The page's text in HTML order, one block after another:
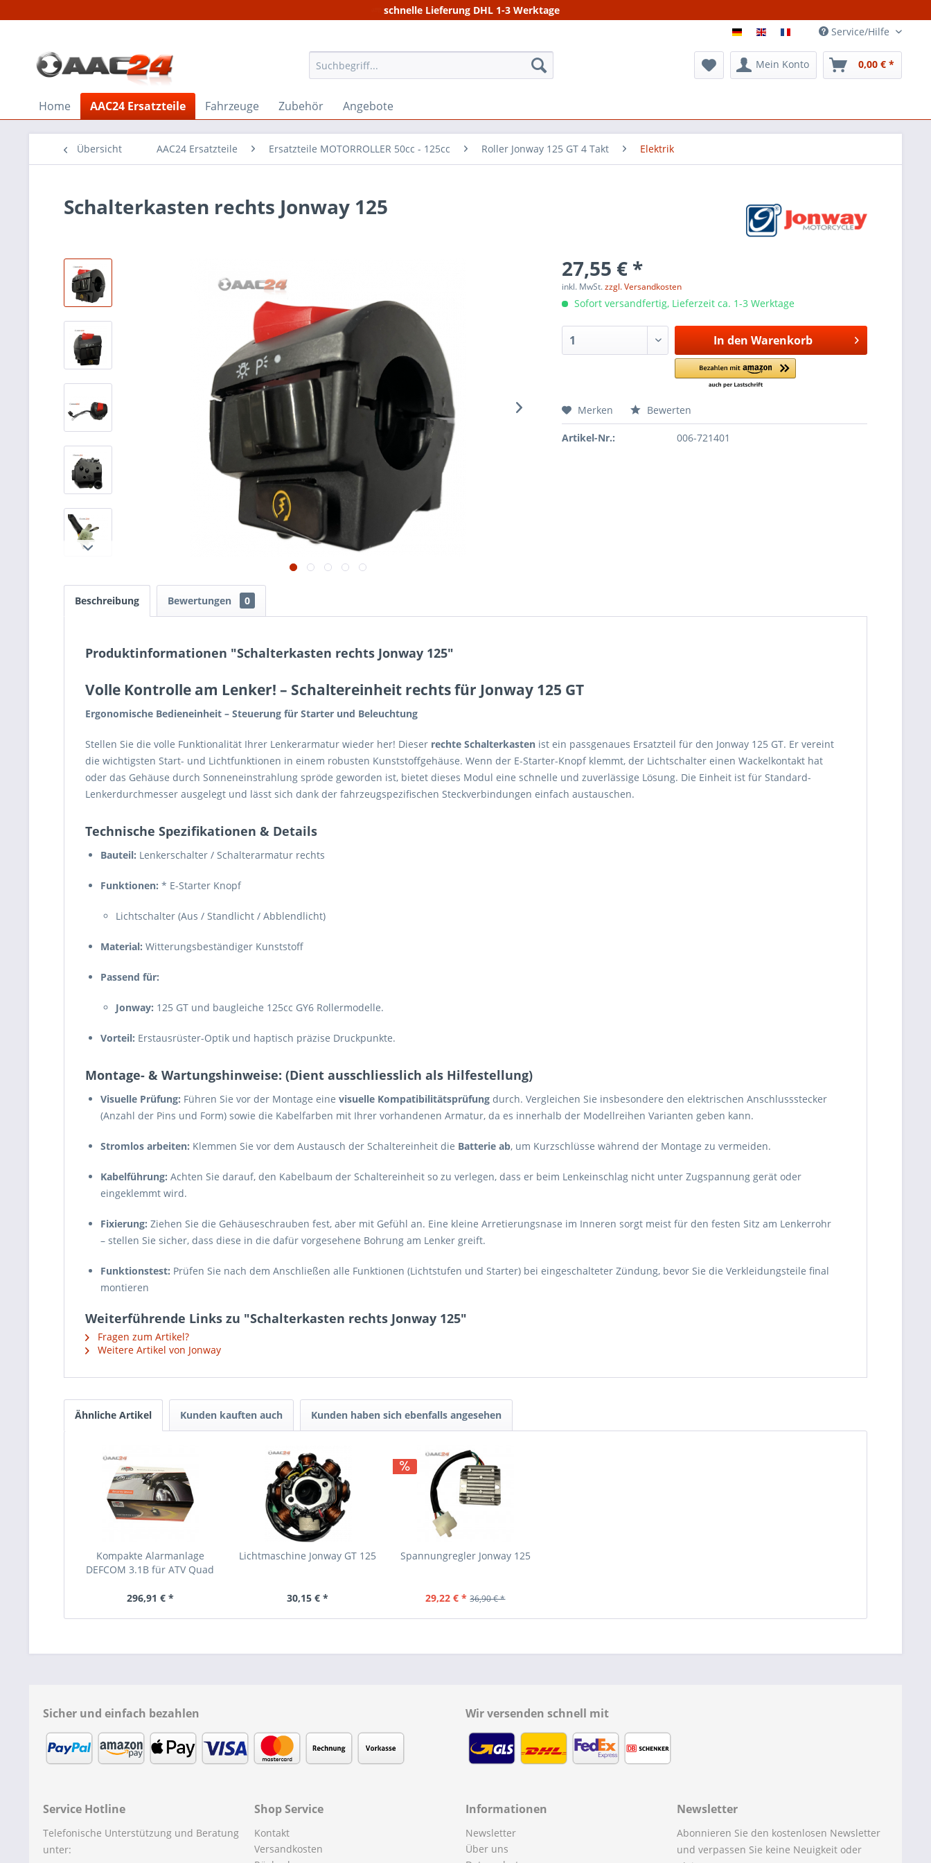
schnelle Lieferung DHL 1-3 Werktage
Service/Hilfe
Mein Konto 0,00 € *
Home AAC24 Ersatzteile Fahrzeuge Zubehör Angebote
Übersicht AAC24 Ersatzteile Ersatzteile MOTORROLLER 50cc - 125cc Roller Jonway 125 GT 4 Takt Elektrik
Schalterkasten rechts Jonway 125
27,55 € *
inkl. MwSt.zzgl. Versandkosten
Sofort versandfertig, Lieferzeit ca. 1-3 Werktage
In den Warenkorb
Merken Bewerten
Artikel-Nr.: 006-721401
Beschreibung Bewertungen 0
Produktinformationen "Schalterkasten rechts Jonway 125"
Volle Kontrolle am Lenker! – Schaltereinheit rechts für Jonway 125 GT
Ergonomische Bedieneinheit – Steuerung für Starter und Beleuchtung
Stellen Sie die volle Funktionalität Ihrer Lenkerarmatur wieder her! Dieser rechte Schalterkasten ist ein passgenaues Ersatzteil für den Jonway 125 GT. Er vereint
die wichtigsten Start- und Lichtfunktionen in einem robusten Kunststoffgehäuse. Wenn der E-Starter-Knopf klemmt, der Lichtschalter einen Wackelkontakt hat
oder das Gehäuse durch Sonneneinstrahlung spröde geworden ist, bietet dieses Modul eine schnelle und zuverlässige Lösung. Die Einheit ist für Standard-
Lenkerdurchmesser ausgelegt und lässt sich dank der fahrzeugspezifischen Steckverbindungen einfach austauschen.
Technische Spezifikationen & Details
Bauteil: Lenkerschalter / Schalterarmatur rechts
Funktionen: * E-Starter Knopf
Lichtschalter (Aus / Standlicht / Abblendlicht)
Material: Witterungsbeständiger Kunststoff
Passend für:
Jonway: 125 GT und baugleiche 125cc GY6 Rollermodelle.
Vorteil: Erstausrüster-Optik und haptisch präzise Druckpunkte.
Montage- & Wartungshinweise: (Dient ausschliesslich als Hilfestellung)
Visuelle Prüfung: Führen Sie vor der Montage eine visuelle Kompatibilitätsprüfung durch. Vergleichen Sie insbesondere den elektrischen Anschlussstecker
(Anzahl der Pins und Form) sowie die Kabelfarben mit Ihrer vorhandenen Armatur, da es innerhalb der Modellreihen Varianten geben kann.
Stromlos arbeiten: Klemmen Sie vor dem Austausch der Schaltereinheit die Batterie ab, um Kurzschlüsse während der Montage zu vermeiden.
Kabelführung: Achten Sie darauf, den Kabelbaum der Schaltereinheit so zu verlegen, dass er beim Lenkeinschlag nicht unter Zugspannung gerät oder
eingeklemmt wird.
Fixierung: Ziehen Sie die Gehäuseschrauben fest, aber mit Gefühl an. Eine kleine Arretierungsnase im Inneren sorgt meist für den festen Sitz am Lenkerrohr
– stellen Sie sicher, dass diese in die dafür vorgesehene Bohrung am Lenker greift.
Funktionstest: Prüfen Sie nach dem Anschließen alle Funktionen (Lichtstufen und Starter) bei eingeschalteter Zündung, bevor Sie die Verkleidungsteile final
montieren
Weiterführende Links zu "Schalterkasten rechts Jonway 125"
Fragen zum Artikel?
Weitere Artikel von Jonway
Ähnliche Artikel Kunden kauften auch Kunden haben sich ebenfalls angesehen
Kompakte Alarmanlage
DEFCOM 3.1B für ATV Quad
296,91 € *
Lichtmaschine Jonway GT 125
30,15 € *
Spannungregler Jonway 125
29,22 € * 36,90 € *
Sicher und einfach bezahlen Wir versenden schnell mit
Service Hotline
Telefonische Unterstützung und Beratung
unter:
Shop Service
Kontakt
Versandkosten
Informationen
Newsletter
Über uns
Newsletter
Abonnieren Sie den kostenlosen Newsletter
und verpassen Sie keine Neuigkeit oder